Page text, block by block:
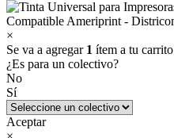
×
Se va a agregar 1 ítem a tu carrito
¿Es para un colectivo?
No
Sí
Aceptar